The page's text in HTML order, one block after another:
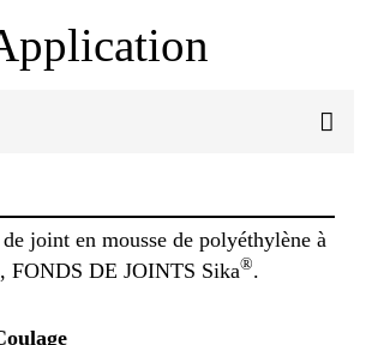
joint en mousse de polyéthylène à
FONDS DE JOINTS Sika®.